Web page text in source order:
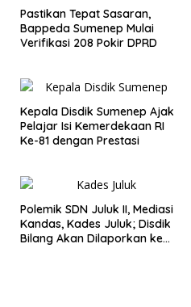
Pastikan Tepat Sasaran,
Bappeda Sumenep Mulai
Verifikasi 208 Pokir DPRD
Kepala Disdik Sumenep Ajak
Pelajar Isi Kemerdekaan RI
Ke-81 dengan Prestasi
Polemik SDN Juluk II, Mediasi
Kandas, Kades Juluk; Disdik
Bilang Akan Dilaporkan ke